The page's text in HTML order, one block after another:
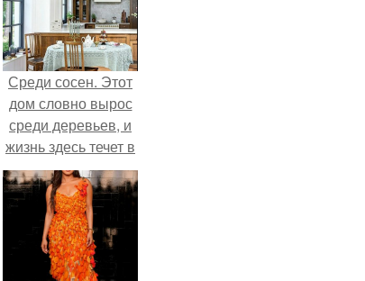
Среди сосен. Этот
дом словно вырос
среди деревьев, и
жизнь здесь течет в
собственном ритме
- спокойно, без
спешки и лишнего
шума.